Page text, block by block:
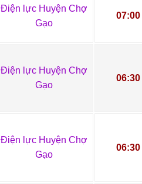
Điện lực Huyện Chợ
Gạo
07:00
Điện lực Huyện Chợ
Gạo
06:30
Điện lực Huyện Chợ
Gạo
06:30